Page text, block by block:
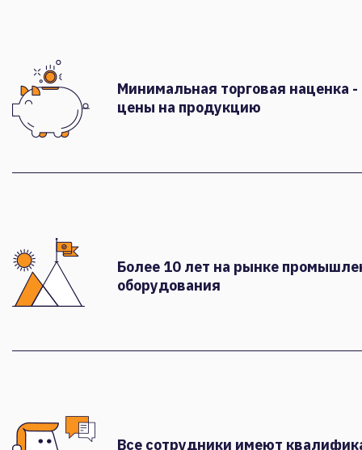
Минимальная торговая наценка
цены на продукцию
Более 10 лет на рынке
оборудования
Все сотрудники имеют